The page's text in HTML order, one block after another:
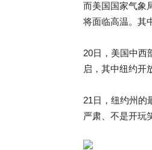
而美国国家气象
将面临高温。其
20日，美国中西
启，其中纽约开
21日，纽约州的
严肃、不是开玩